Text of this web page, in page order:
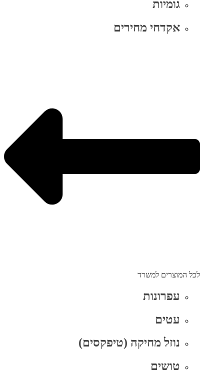
גומיות
אקדחי מחירים
לכל המוצרים למשרד
עפרונות
עטים
נוזל מחיקה (טיפקסים)
טושים